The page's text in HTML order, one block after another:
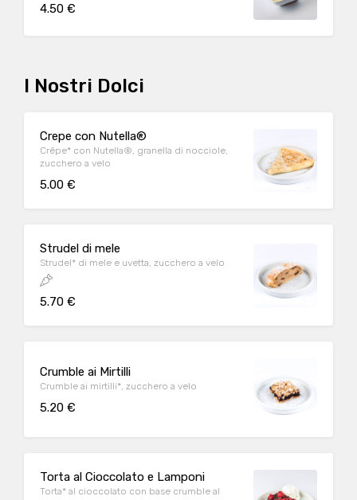
4.50 €
I Nostri Dolci
Crepe con Nutella®
Crêpe* con Nutella®, granella di nocciole,
zucchero a velo
5.00 €
Strudel di mele
Strudel* di mele e uvetta, zucchero a velo
5.70 €
Crumble ai Mirtilli
Crumble ai mirtilli*, zucchero a velo
5.20 €
Torta al Cioccolato e Lamponi
Torta* al cioccolato con base crumble al